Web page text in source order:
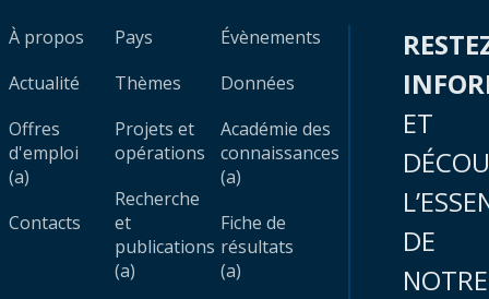
À propos
Actualité
Offres
d'emploi
(a)
Contacts
Pays
Thèmes
Projets et
opérations
Recherche
et
publications
(a)
Évènements
Données
Académie des
connaissances
(a)
Fiche de
résultats
(a)
ET
DE
NOTRE